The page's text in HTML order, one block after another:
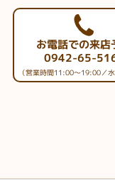
お電話での来店
0942-65-
（営業時間11:00～19:00／水